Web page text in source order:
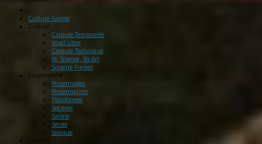
Culture Games
Culture
Capsule Temporelle
Voxel Libre
Capsule Technique
Ni Science, Ni Art
Singing Frames
Encyclopédie
Personnages
Personnalités
Plateformes
Sociétés
Salons
Séries
Lexique